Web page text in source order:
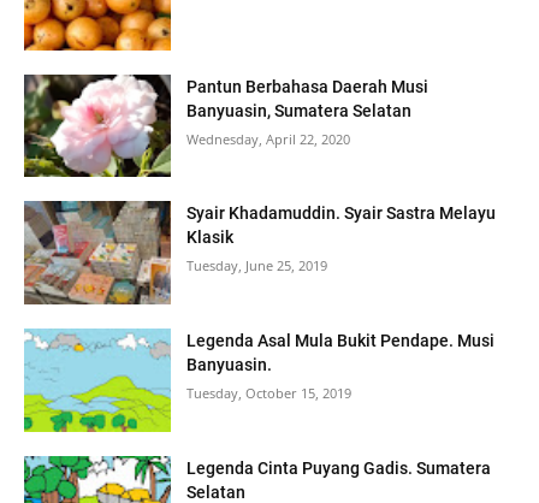
Pantun Berbahasa Daerah Musi
Banyuasin, Sumatera Selatan
Wednesday, April 22, 2020
Syair Khadamuddin. Syair Sastra Melayu
Klasik
Tuesday, June 25, 2019
Legenda Asal Mula Bukit Pendape. Musi
Banyuasin.
Tuesday, October 15, 2019
Legenda Cinta Puyang Gadis. Sumatera
Selatan